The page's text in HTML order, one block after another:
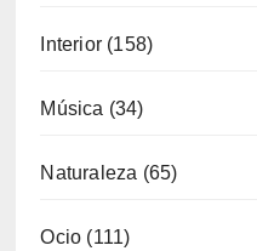
Naturaleza(65)
Ocio(111)
Política Turística
Viajes(80)